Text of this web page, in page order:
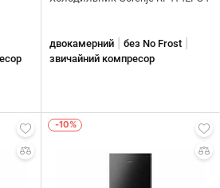
двокамерний без No Frost
звичайний компресор
-10%